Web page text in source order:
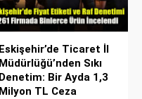
Eskişehir’de Ticaret İl
Müdürlüğü’nden Sıkı
Denetim: Bir Ayda 1,3
Milyon TL Ceza